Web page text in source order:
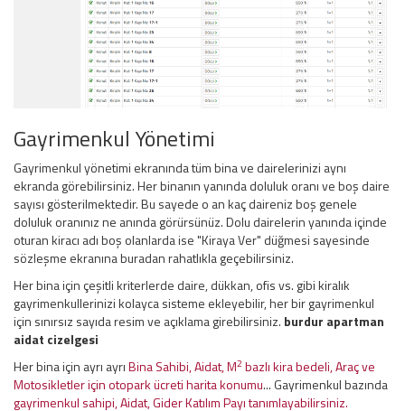
Gayrimenkul Yönetimi
Gayrimenkul yönetimi ekranında tüm bina ve dairelerinizi aynı
ekranda görebilirsiniz. Her binanın yanında doluluk oranı ve boş daire
sayısı gösterilmektedir. Bu sayede o an kaç daireniz boş genele
doluluk oranınız ne anında görürsünüz. Dolu dairelerin yanında içinde
oturan kiracı adı boş olanlarda ise "Kiraya Ver" düğmesi sayesinde
sözleşme ekranına buradan rahatlıkla geçebilirsiniz.
Her bina için çeşitli kriterlerde daire, dükkan, ofis vs. gibi kiralık
gayrimenkullerinizi kolayca sisteme ekleyebilir, her bir gayrimenkul
için sınırsız sayıda resim ve açıklama girebilirsiniz. burdur apartman
aidat cizelgesi
Her bina için ayrı ayrıBina Sahibi, Aidat, M2 bazlı kira bedeli, Araç ve
Motosikletler için otopark ücreti harita konumu... Gayrimenkul bazında
gayrimenkul sahipi, Aidat, Gider Katılım Payı tanımlayabilirsiniz.